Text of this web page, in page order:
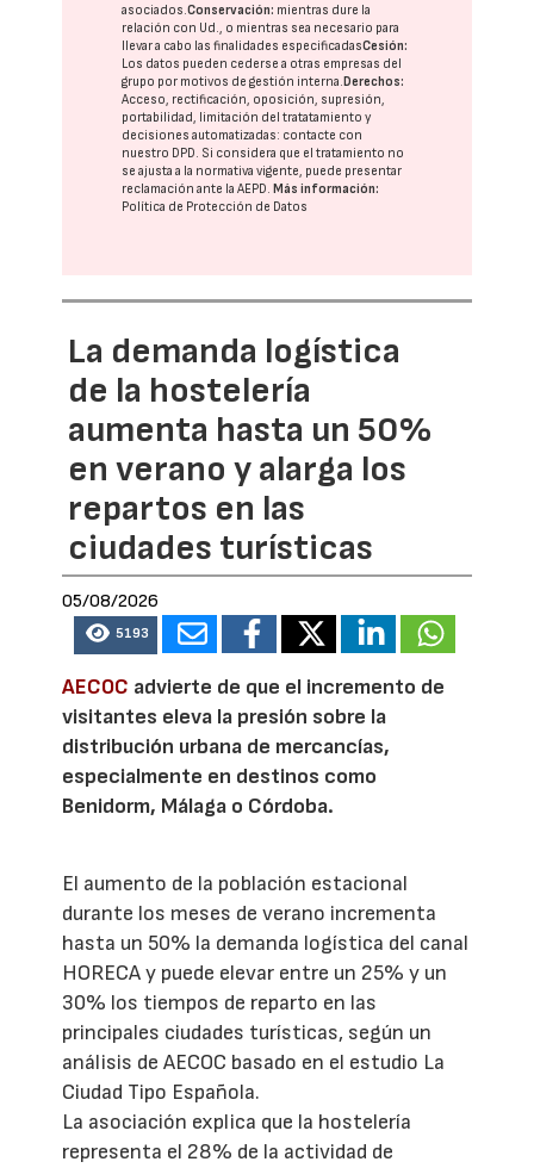
asociados.Conservación: mientras dure la
relación con Ud., o mientras sea necesario para
llevar a cabo las finalidades especificadasCesión:
Los datos pueden cederse a otras empresas del
grupo por motivos de gestión interna.Derechos:
Acceso, rectificación, oposición, supresión,
portabilidad, limitación del tratatamiento y
decisiones automatizadas: contacte con
nuestro DPD. Si considera que el tratamiento no
se ajusta a la normativa vigente, puede presentar
reclamación ante laAEPD.Más información:
Política de Protección de Datos
La demanda logística
de la hostelería
aumenta hasta un 50%
en verano y alarga los
repartos en las
ciudades turísticas
05/08/2026
5193
AECOC advierte de que el incremento de
visitantes eleva la presión sobre la
distribución urbana de mercancías,
especialmente en destinos como
Benidorm, Málaga o Córdoba.
El aumento de la población estacional
durante los meses de verano incrementa
hasta un 50% la demanda logística del canal
HORECA y puede elevar entre un 25% y un
30% los tiempos de reparto en las
principales ciudades turísticas, según un
análisis de AECOC basado en el estudio La
Ciudad Tipo Española.
La asociación explica que la hostelería
representa el 28% de la actividad de